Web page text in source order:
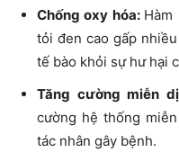
Chống oxy hóa:
tỏi đen cao gấp
tế bào khỏi sự hư hại
Tăng cường miễn
cường hệ thống
tác nhân gây bệnh.